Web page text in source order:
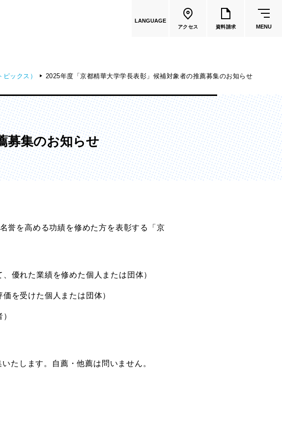
LANGUAGE
アクセス 資料請求 MENU
共通教育
教員一覧
国際文化学部
（2026年度募集停止）
（仮称・構想中／2028年
ックス） 2025年度「京都精華大学学長表彰」候補対象者の推薦募集のお知らせ
募集のお知らせ
誉を高める功績を修めた方を表彰する「京
優れた業績を修めた個人または団体）
を受けた個人または団体）
たします。自薦・他薦は問いません。